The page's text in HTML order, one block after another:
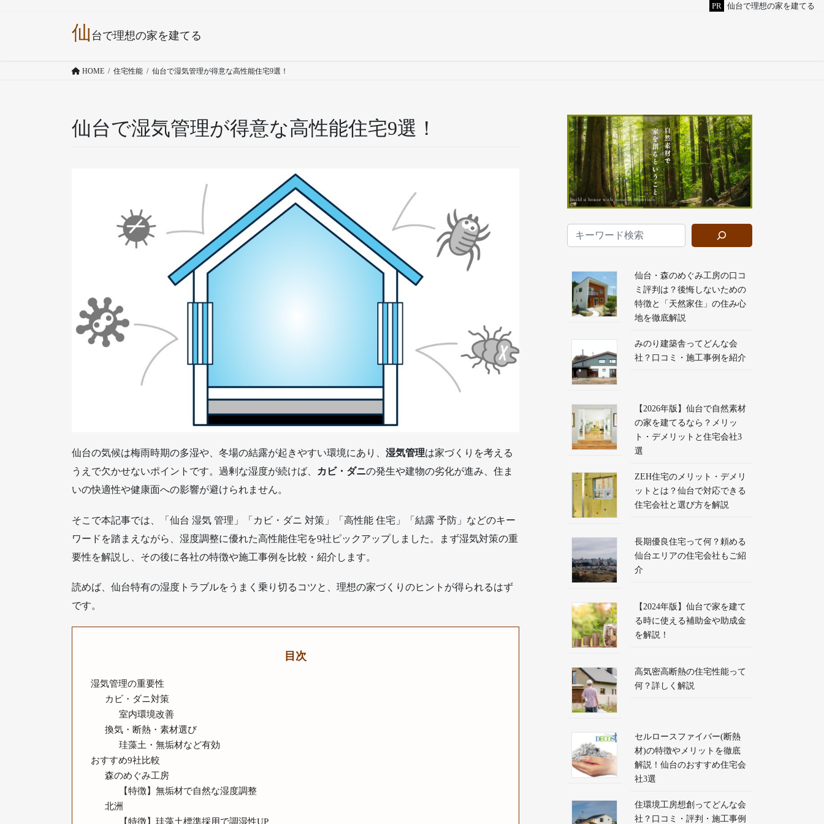
PR 仙台で理想の家を建てる
仙 台で理想の家を建てる
HOME 住宅性能 仙台で湿気管理が得意な高性能住宅9選！
仙台で湿気管理が得意な高性能住宅9選！
仙台の気候は梅雨時期の多湿や、冬場の結露が起きやすい環境にあり、 湿気管理は家づくりを考える
うえで欠かせないポイントです。過剰な湿度が続けば、
カビ・ダニの発生や建物の劣化が進み、住ま
いの快適性や健康面への影響が避けられません。
そこで本記事では、「仙台 湿気 管理」「カビ・ダニ 対策」「高性能 住宅」「結露 予防」などのキー
ワードを踏まえながら、湿度調整に優れた高性能住宅を9社ピックアップしました。まず湿気対策の重
要性を解説し、その後に各社の特徴や施工事例を比較・紹介します。
読めば、仙台特有の湿度トラブルをうまく乗り切るコツと、理想の家づくりのヒントが得られるはず
です。
目次
湿気管理の重要性
カビ・ダニ対策
室内環境改善
換気・断熱・素材選び
珪藻土・無垢材など有効
おすすめ9社比較
森のめぐみ工房
【特徴】無垢材で自然な湿度調整
北洲
【特徴】珪藻土標準採用で調湿性UP
仙台・森のめぐみ工房の口コ
ミ評判は？後悔しないための
特徴と「天然家住」の住み心
地を徹底解説
みのり建築舎ってどんな会
社？口コミ・施工事例を紹介
【2026年版】仙台で自然素材
の家を建てるなら？メリッ
ト・デメリットと住宅会社3
選
ZEH住宅のメリット・デメリ
ットとは？仙台で対応できる
住宅会社と選び方を解説
長期優良住宅って何？頼める
仙台エリアの住宅会社もご紹
介
【2024年版】仙台で家を建て
る時に使える補助金や助成金
を解説！
高気密高断熱の住宅性能って
何？詳しく解説
セルロースファイバー(断熱
材)の特徴やメリットを徹底
解説！仙台のおすすめ住宅会
社3選
住環境工房想創ってどんな会
社？口コミ・評判・施工事例